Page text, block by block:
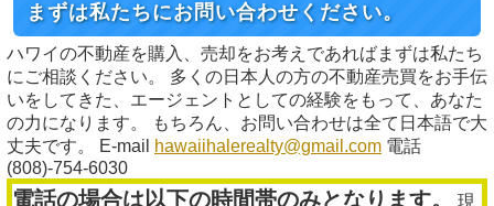
まずは私たちにお問い合わせください。
ハワイの不動産を購入、売却をお考えであればまずは私たち
にご相談ください。 多くの日本人の方の不動産売買をお手伝
いをしてきた、エージェントとしての経験をもって、あなた
の力になります。 もちろん、お問い合わせは全て日本語で大
丈夫です。 E-mail
hawaiihalerealty@gmail.com 電話
(808)-754-6030
電話の場合は以下の時間帯のみとなります。
現